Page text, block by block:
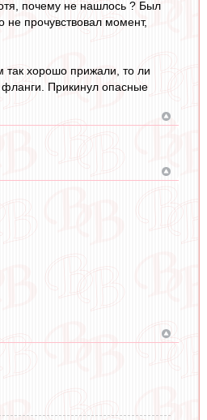
почему не нашлось ? Был
прочувствовал момент,
так хорошо прижали, то ли
фланги. Прикинул опасные